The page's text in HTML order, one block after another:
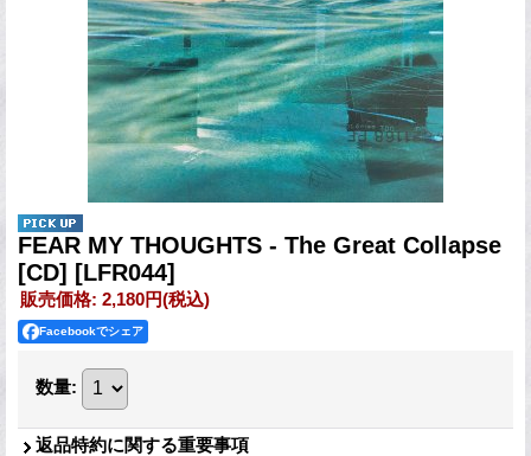
FEAR MY THOUGHTS - The Great Collapse
[CD] [LFR044]
販売価格: 2,180円(税込)
Facebookでシェア
数量:
返品特約に関する重要事項